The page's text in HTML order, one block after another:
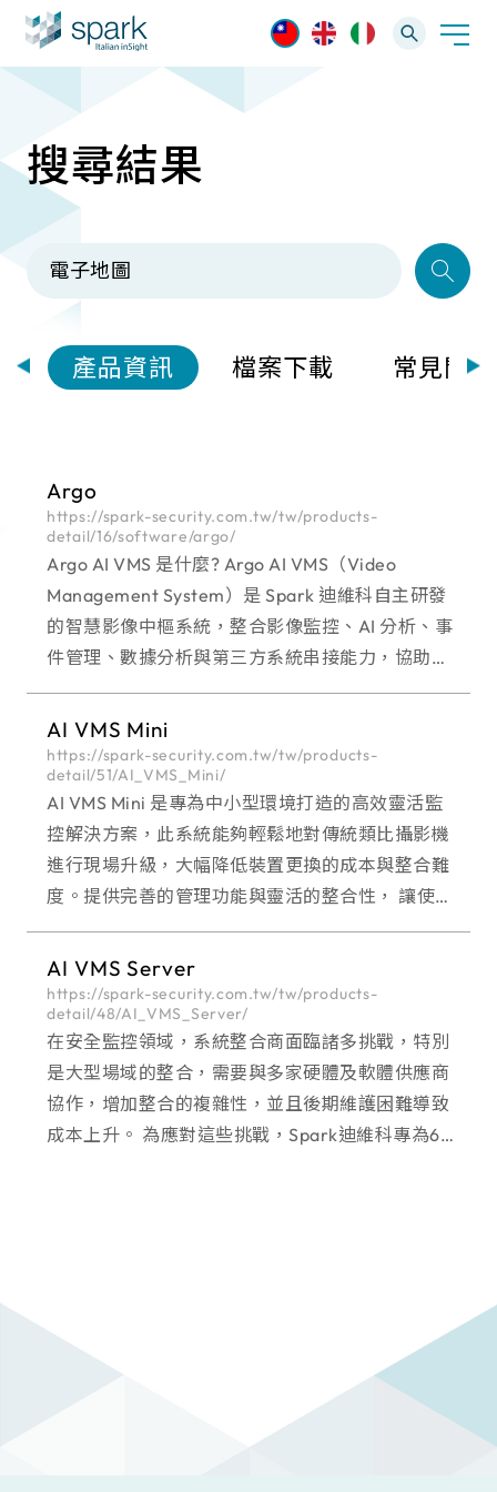
解決方案
AI 影像管理軟體
AI 一站式解決方案
輕量化監控(16-32路)
IP網路攝影機
Spark攝影機
最新消息
搜尋結果
產品資訊 檔案下載 常見問題
Argo
https://spark-security.com.tw/tw/products-
detail/16/software/argo/
Argo AI VMS 是什麼? Argo AI VMS（Video
Management System）是 Spark 迪維科自主研發
的智慧影像中樞系統，整合影像監控、AI 分析、事
件管理、數據分析與第三方系統串接能力，協助企
業從傳統監控升級為智慧化管理。透過單一平台即
可集中管理攝
AI VMS Mini
https://spark-security.com.tw/tw/products-
detail/51/AI_VMS_Mini/
AI VMS Mini 是專為中小型環境打造的高效靈活監
控解決方案，此系統能夠輕鬆地對傳統類比攝影機
進行現場升級，大幅降低裝置更換的成本與整合難
度。提供完善的管理功能與靈活的整合性， 讓使用
者能夠簡單實現全面監控，顯著提升操作效率。 特
別適用於邊緣裝置的多種監
AI VMS Server
https://spark-security.com.tw/tw/products-
detail/48/AI_VMS_Server/
在安全監控領域，系統整合商面臨諸多挑戰，特別
是大型場域的整合，需要與多家硬體及軟體供應商
協作，增加整合的複雜性，並且後期維護困難導致
成本上升。 為應對這些挑戰，Spark迪維科專為64